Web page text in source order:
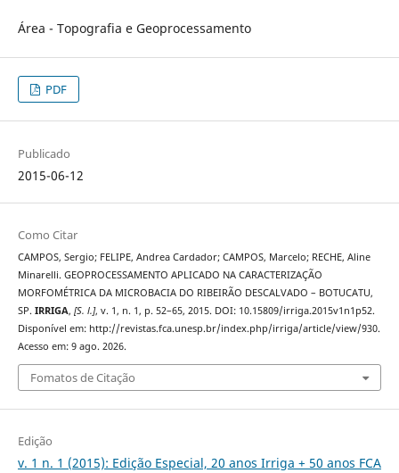
Área - Topografia e Geoprocessamento
PDF
Publicado
2015-06-12
Como Citar
CAMPOS, Sergio; FELIPE, Andrea Cardador; CAMPOS, Marcelo; RECHE, Aline
Minarelli. GEOPROCESSAMENTO APLICADO NA CARACTERIZAÇÃO
MORFOMÉTRICA DA MICROBACIA DO RIBEIRÃO DESCALVADO – BOTUCATU,
SP. IRRIGA, [S. l.], v. 1, n. 1, p. 52–65, 2015. DOI: 10.15809/irriga.2015v1n1p52.
Disponível em: http://revistas.fca.unesp.br/index.php/irriga/article/view/930.
Acesso em: 9 ago. 2026.
Fomatos de Citação
Edição
v. 1 n. 1 (2015): Edição Especial, 20 anos Irriga + 50 anos FCA